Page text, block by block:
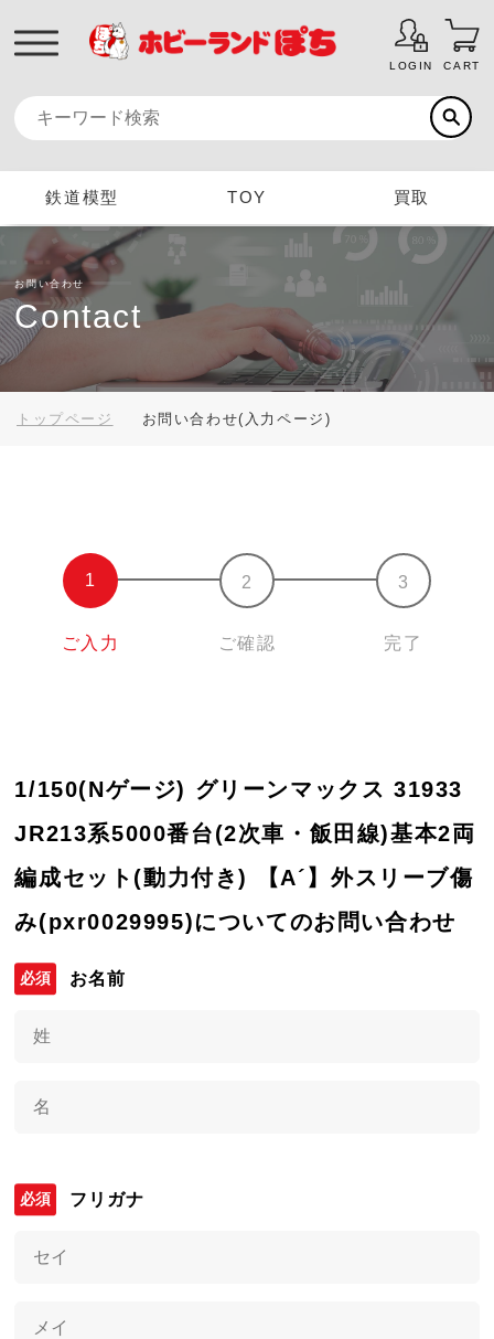
LOGIN CART
鉄道模型 TOY 買取
お問い合わせ
Contact
トップページ お問い合わせ(入力ページ)
ご入力 ご確認 完了
1/150(Nゲージ) グリーンマックス 31933
JR213系5000番台(2次車・飯田線)基本2両
編成セット(動力付き) 【A´】外スリーブ傷
み(pxr0029995)についてのお問い合わせ
お名前
フリガナ